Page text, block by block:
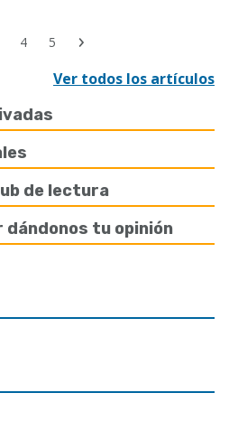
de lectura
dándonos tu opinión
Page
4 Page
5
Ver todos los artículos